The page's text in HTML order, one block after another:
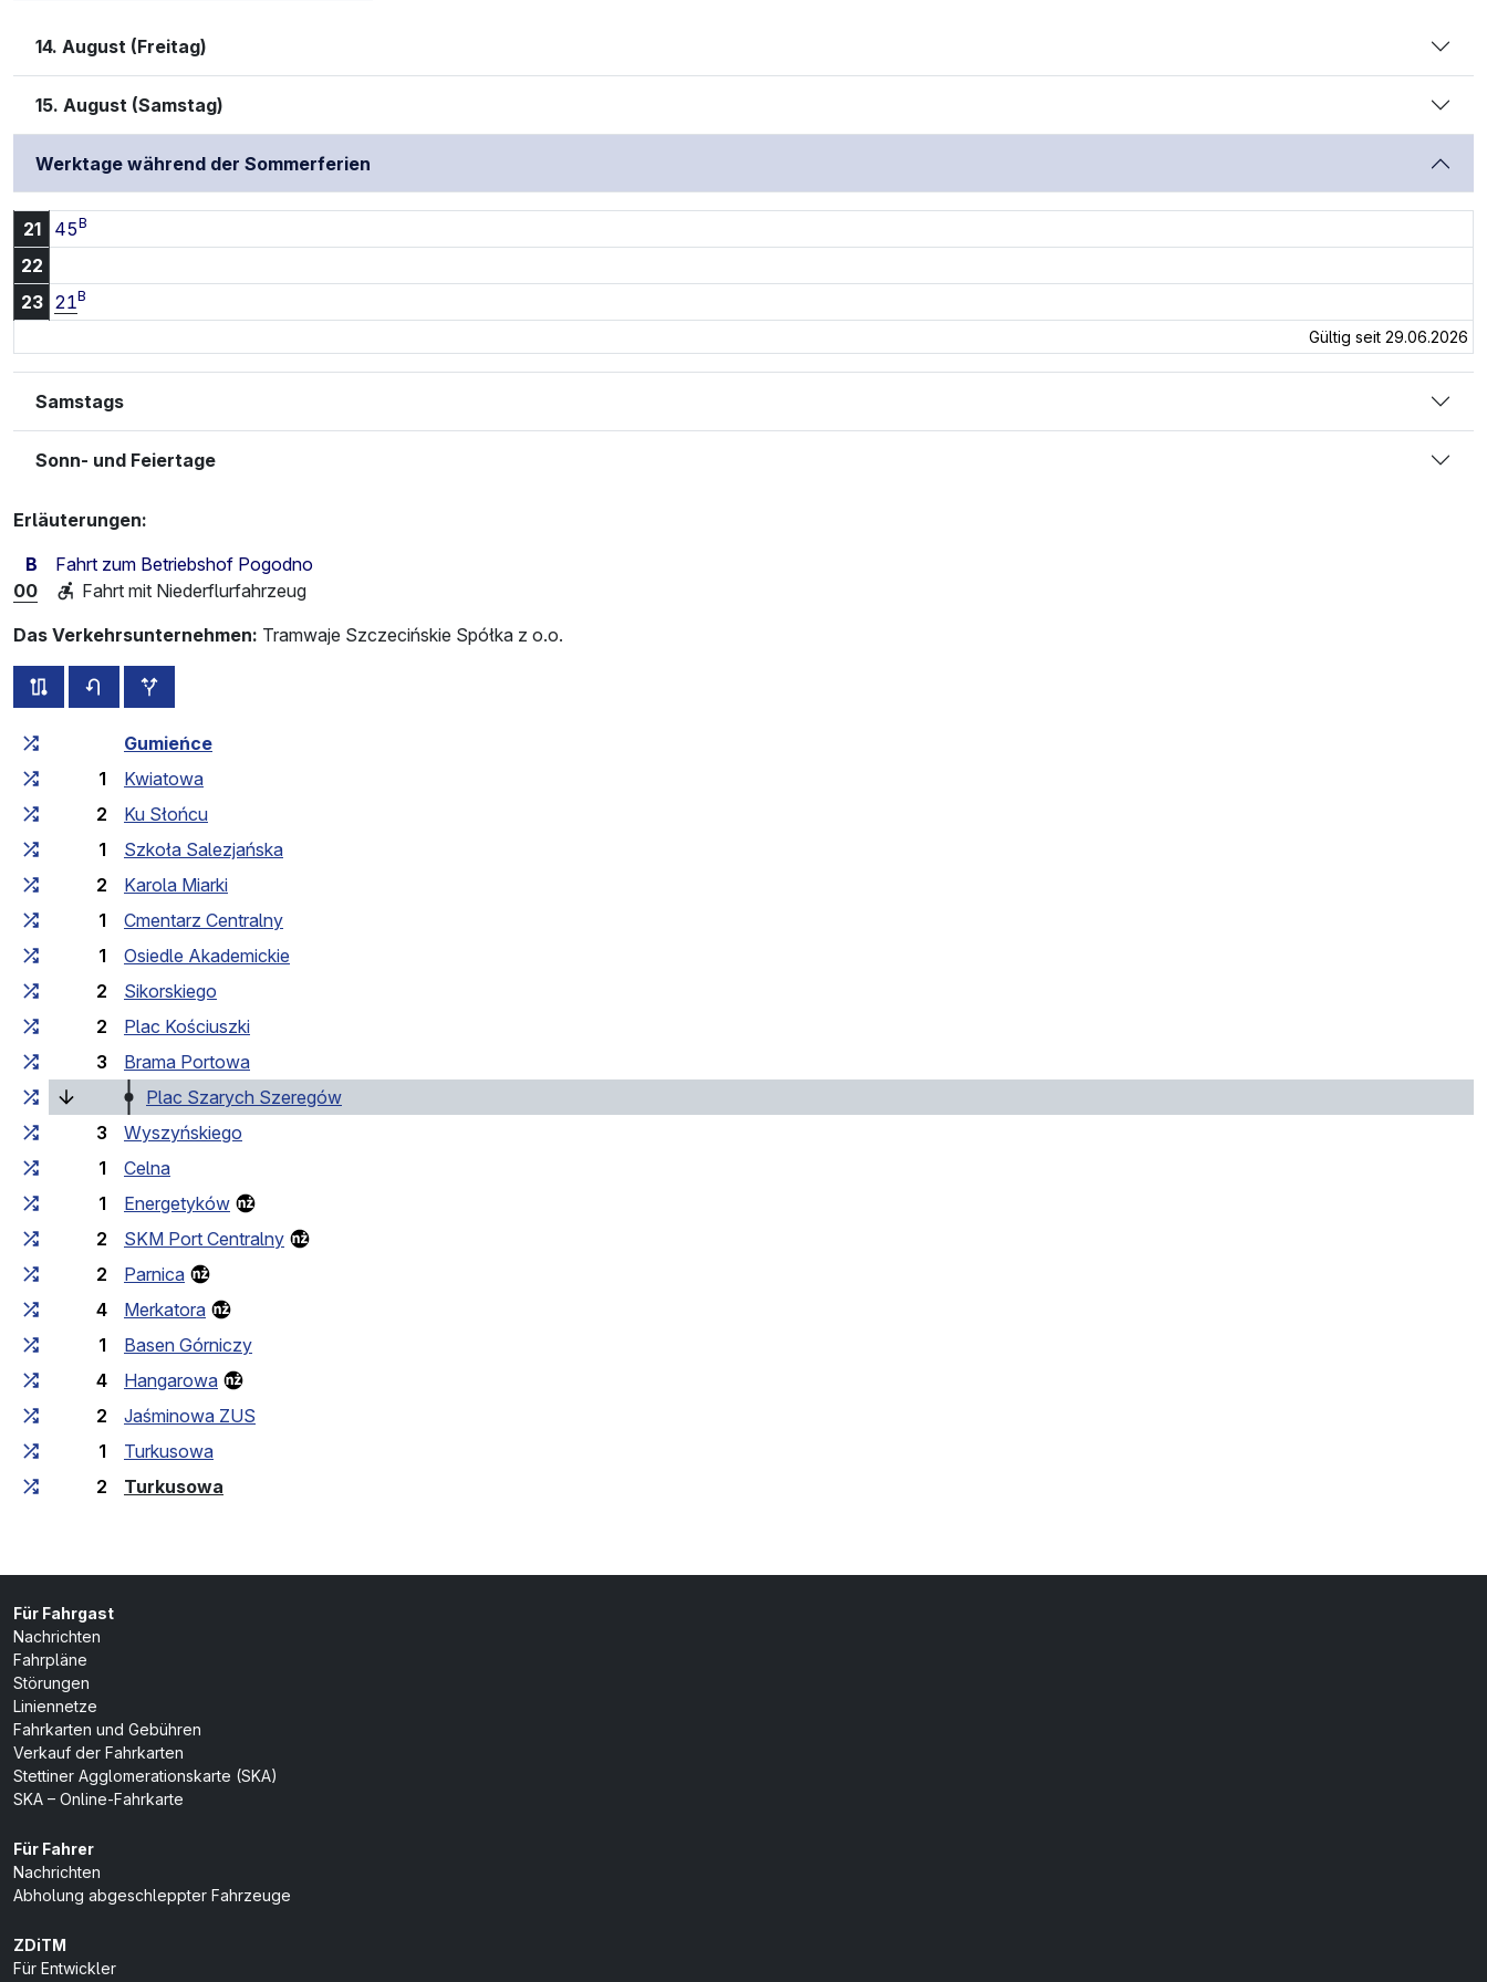
14. August (Freitag)
15. August (Samstag)
Werktage während der Sommerferien
21 45B
22
23 21B
Gültig seit 29.06.2026
Samstags
Sonn- und Feiertage
Erläuterungen:
B
Fahrt zum Betriebshof Pogodno
00
Fahrt mit Niederflurfahrzeug
Das Verkehrsunternehmen: Tramwaje Szczecińskie Spółka z o.o.
alle Strecken dieser Linie
Fahrplan für die Gegenrichtung
Fahrtzeit zunehmend
Gumieńce
1
Kwiatowa
2
Ku Słońcu
1
Szkoła Salezjańska
2
Karola Miarki
1
Cmentarz Centralny
1
Osiedle Akademickie
2
Sikorskiego
2
Plac Kościuszki
3
Brama Portowa
Plac Szarych Szeregów(laufende Haltestelle)
3
Wyszyńskiego
1
Celna
1
Energetyków
2
SKM Port Centralny
2
Parnica
4
Merkatora
1
Basen Górniczy
4
Hangarowa
2
Jaśminowa ZUS
1
Turkusowa
2
Turkusowa
Für Fahrgast
Nachrichten
Fahrpläne
Störungen
Liniennetze
Fahrkarten und Gebühren
Verkauf der Fahrkarten
Stettiner Agglomerationskarte (SKA)
SKA – Online-Fahrkarte
Für Fahrer
Nachrichten
Abholung abgeschleppter Fahrzeuge
ZDiTM
Für Entwickler